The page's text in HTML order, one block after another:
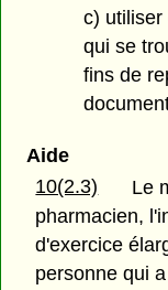
c) utiliser
qui se
fins de
Aide
10(2.3)
Le
pharmacien,
d'exercice
personne qui